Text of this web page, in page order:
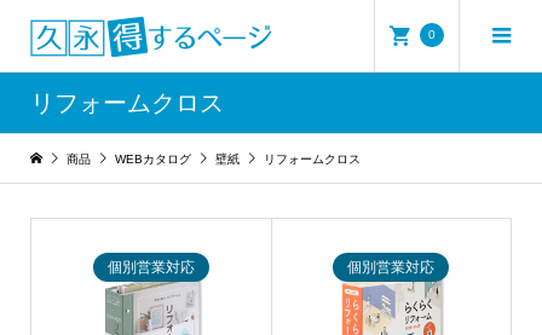
0
リフォームクロス
商品 WEBカタログ 壁紙 リフォームクロス
個別営業対応 個別営業対応